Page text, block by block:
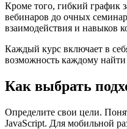
Кроме того, гибкий график
вебинаров до очных
взаимодействия и навыков
Каждый курс включает в
возможность каждому
Как выбрать
Определите свои цели.
JavaScript. Для мобильной